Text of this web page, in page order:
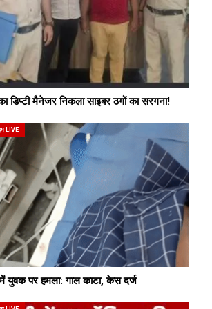
डिप्टी मैनेजर निकला साइबर ठगों का सरगना!
LIVE
में युवक पर हमला: गाल काटा, केस दर्ज